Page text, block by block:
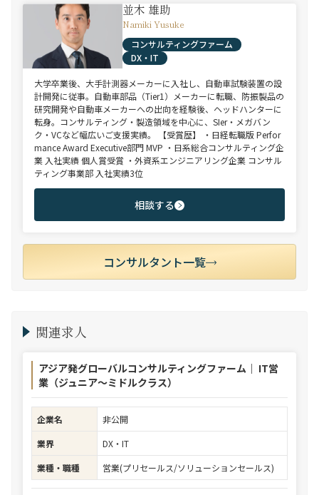
並木 雄助
Namiki Yusuke
コンサルティングファーム
DX・IT
大学卒業後、大手計測器メーカーに入社し、自動車試験装置の設
計開発に従事。自動車部品（Tier1）メーカーに転職、防振製品の
研究開発や自動車メーカーへの出向を経験後、ヘッドハンターに
転身。コンサルティング・製造領域を中心に、SIer・メガバン
ク・VCなど幅広いご支援実績。 【受賞歴】 ・日経転職版 Perfor
mance Award Executive部門 MVP ・日系総合コンサルティング企
業 入社実績 個人賞受賞 ・外資系エンジニアリング企業 コンサル
ティング事業部 入社実績3位
相談する
コンサルタント一覧
関連求人
アジア発グローバルコンサルティングファーム｜ IT営
業（ジュニア～ミドルクラス）
企業名
非公開
業界
DX・IT
業種・職種
営業(プリセールス/ソリューションセールス)